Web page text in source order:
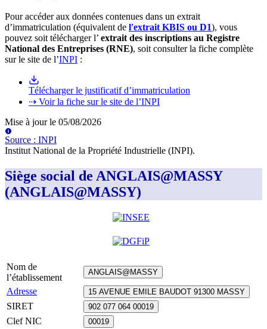
Pour accéder aux données contenues dans un extrait
d’immatriculation (équivalent de l'extrait KBIS ou D1), vous
pouvez soit télécharger l’ extrait des inscriptions au Registre
National des Entreprises (RNE), soit consulter la fiche complète
sur le site de l’INPI :
Télécharger le justificatif d’immatriculation
⇢ Voir la fiche sur le site de l’INPI
Mise à jour le 05/08/2026
Source : INPI
Institut National de la Propriété Industrielle (INPI).
Siège social de ANGLAIS@MASSY
(ANGLAIS@MASSY)
Nom de
l’établissement
ANGLAIS@MASSY
Adresse 15 AVENUE EMILE BAUDOT 91300 MASSY
SIRET 902 077 064 00019
Clef NIC 00019